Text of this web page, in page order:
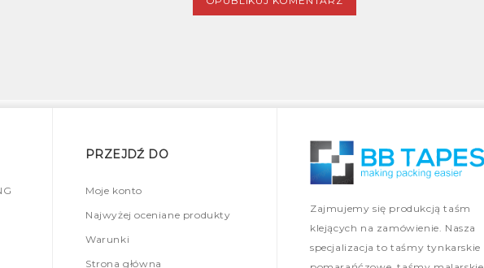
PRZEJDŹ DO
Moje konto
Najwyżej oceniane produkty
Warunki
Strona główna
Zajmujemy się produkcją taśm
klejących na zamówienie. Nasza
specjalizacja to taśmy tynkarskie